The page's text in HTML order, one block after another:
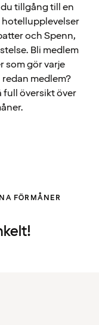
tillgång till en
och Spenn,
Bli medlem
som gör varje
medlem?
full översikt över
FÖRMÅNER